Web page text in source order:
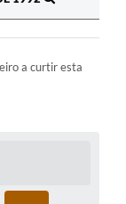
a curtir esta